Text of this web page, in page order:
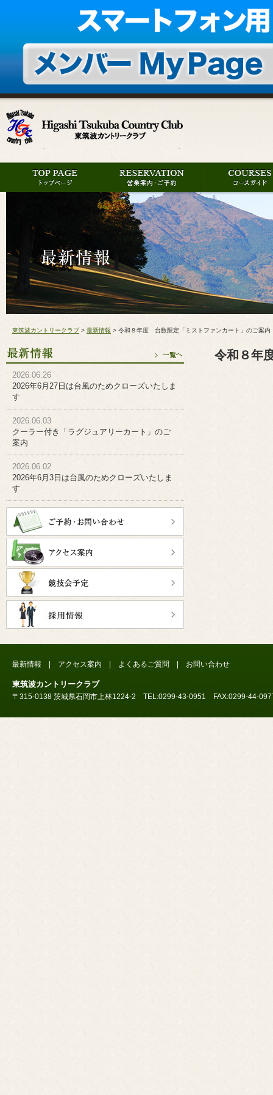
東筑波カントリークラブ > 最新情報 > 令和８年度 台数限定「ミストファンカート」のご案内
2026.06.26
2026年6月27日は台風のためクローズいたしま
す
2026.06.03
クーラー付き「ラグジュアリーカート」のご
案内
2026.06.02
2026年6月3日は台風のためクローズいたしま
す
令和８年
最新情報 アクセス案内 よくあるご質問 お問い合わせ
東筑波カントリークラブ
〒315-0138 茨城県石岡市上林1224-2 TEL:0299-43-0951 FAX:0299-44-